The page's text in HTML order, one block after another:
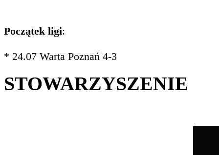
Początek ligi:
* 24.07 Warta Poznań 4-3
STOWARZYSZENIE